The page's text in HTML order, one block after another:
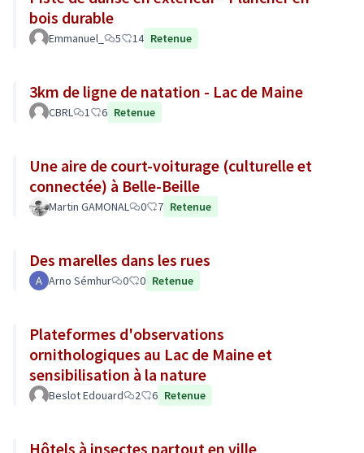
bois durable
Emmanuel_ 5 14 Retenue
3km de ligne de natation - Lac de Maine
CBRL 1 6 Retenue
Une aire de court-voiturage (culturelle et
connectée) à Belle-Beille
Martin GAMONAL 0 7 Retenue
Des marelles dans les rues
Arno Sémhur 0 0 Retenue
Plateformes d'observations
ornithologiques au Lac de Maine et
sensibilisation à la nature
Beslot Edouard 2 6 Retenue
Hôtels à insectes partout en ville